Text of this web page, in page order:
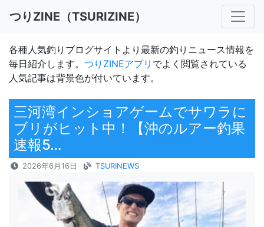
つりZINE（TSURIZINE）
各種人気釣りブログサイトより最新の釣りニュース情報を
毎日紹介します。 つりZINEアプリ でよく閲覧されている
人気記事は背景色が付いています。
三河湾インショアゲームでサワラに
ブリがヒット中！【沖のルアー釣果
速報5…
2026年6月16日 TSURINEWS